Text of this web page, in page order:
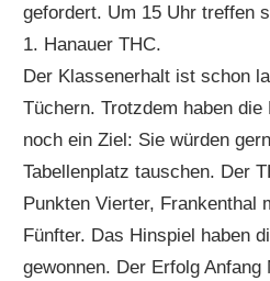
gefordert. Um 15 Uhr treffen
1. Hanauer THC.
Der Klassenerhalt ist schon
Tüchern. Trotzdem haben die
noch ein Ziel: Sie würden
Tabellenplatz tauschen. Der
Punkten Vierter, Frankenthal
Fünfter. Das Hinspiel haben
gewonnen. Der Erfolg